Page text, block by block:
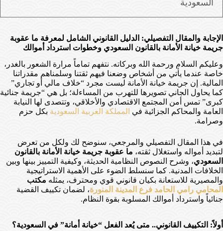
السعودية
الإجابة والمقال التفصيلي: الدليل القانوني الشامل لمعرفة ما عقوبة
جريمة خيانة الأمانة بالقانون السعودي وخطوات استرداد أموالك
وعليكم السلام ورحمة الله وبركاته. نتفهم تماماً مرارة الشعور بالغدر،
خاصة عندما يأتي من أشخاص وضعنا فيهم ثقتنا وسلمناهم مقدراتنا
المالية. إن جريمة خيانة الأمانة ليست مجرد “خلاف مالي أو تجاري”
كما يحاول الجاني تصويرها للتهرب من المساءلة؛ بل هي “جريمة جنائية
كبرى” تمس أمن المجتمع الاقتصادي والأخلاقي، وتتصدى لها النيابة
العامة والمحاكم الجزائية في المملكة العربية السعودية بكل حزم
وصرامة.
في هذا المقال التفصيلي والمرجعي، سنوضح لك ولكل من تعرض
لتبديد أمواله واستغلال ثقته، ما عقوبة جريمة خيانة الأمانة بالقانون
السعودي، وشرح النصوص النظامية الحديثة، وكيفية التمييز بينها وبين
الخلافات المدنية. كما سنسلط الضوء على الأهمية الاستراتيجية
والمصيرية للاستعانة بكيان قانوني قوي ومحترف، يمثله مكتب
المحامي رامي الحامد فرع المدينة المنورة، لضمان تكييف القضية
جنائياً واسترداد أموالك المسلوبة بقوة النظام.
أولاً: التكييف القانوني.. متى يُعد الفعل “خيانة أمانة” في السعودية؟